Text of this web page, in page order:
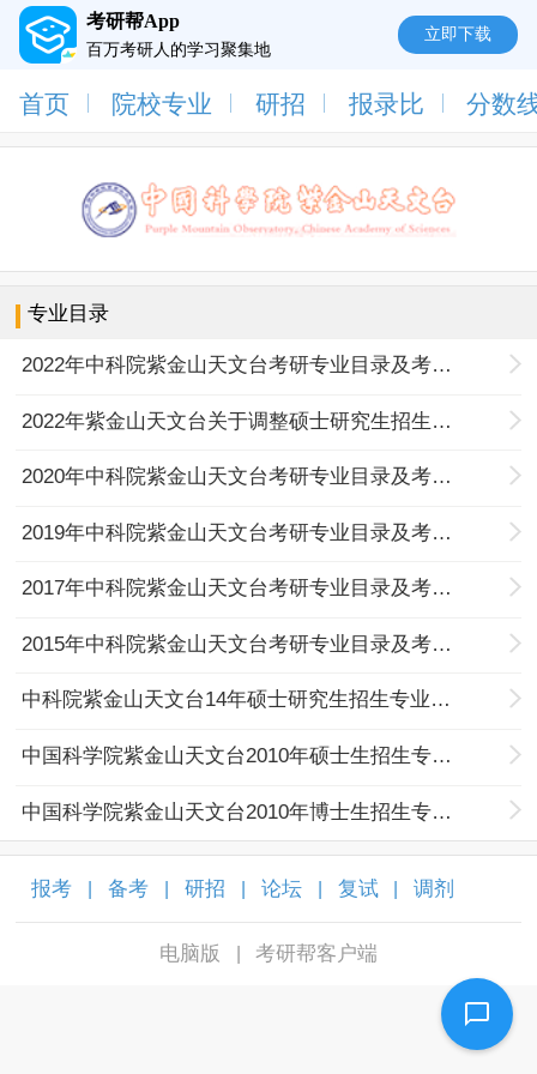
考研帮App
百万考研人的学习聚集地
立即下载
首页 院校专业 研招 报录比 分数
专业目录
2022年中科院紫金山天文台考研专业目录及考试科目
2022年紫金山天文台关于调整硕士研究生招生考试初试科目的公告
2020年中科院紫金山天文台考研专业目录及考试科目
2019年中科院紫金山天文台考研专业目录及考试科目
2017年中科院紫金山天文台考研专业目录及考试科目
2015年中科院紫金山天文台考研专业目录及考试科目
中科院紫金山天文台14年硕士研究生招生专业目录
中国科学院紫金山天文台2010年硕士生招生专业目录
中国科学院紫金山天文台2010年博士生招生专业目录
报考 备考 研招 论坛 复试 调剂
电脑版 考研帮客户端